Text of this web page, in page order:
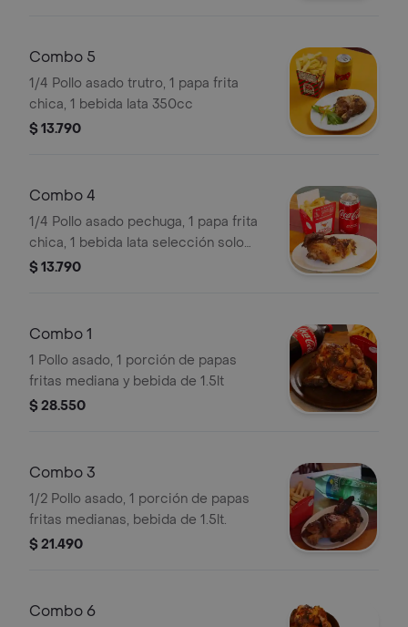
Combo 5
1/4 Pollo asado trutro, 1 papa frita
chica, 1 bebida lata 350cc
$ 13.790
Combo 4
1/4 Pollo asado pechuga, 1 papa frita
chica, 1 bebida lata selección solo
ccu
$ 13.790
Combo 1
1 Pollo asado, 1 porción de papas
fritas mediana y bebida de 1.5lt
$ 28.550
Combo 3
1/2 Pollo asado, 1 porción de papas
fritas medianas, bebida de 1.5lt.
$ 21.490
Combo 6